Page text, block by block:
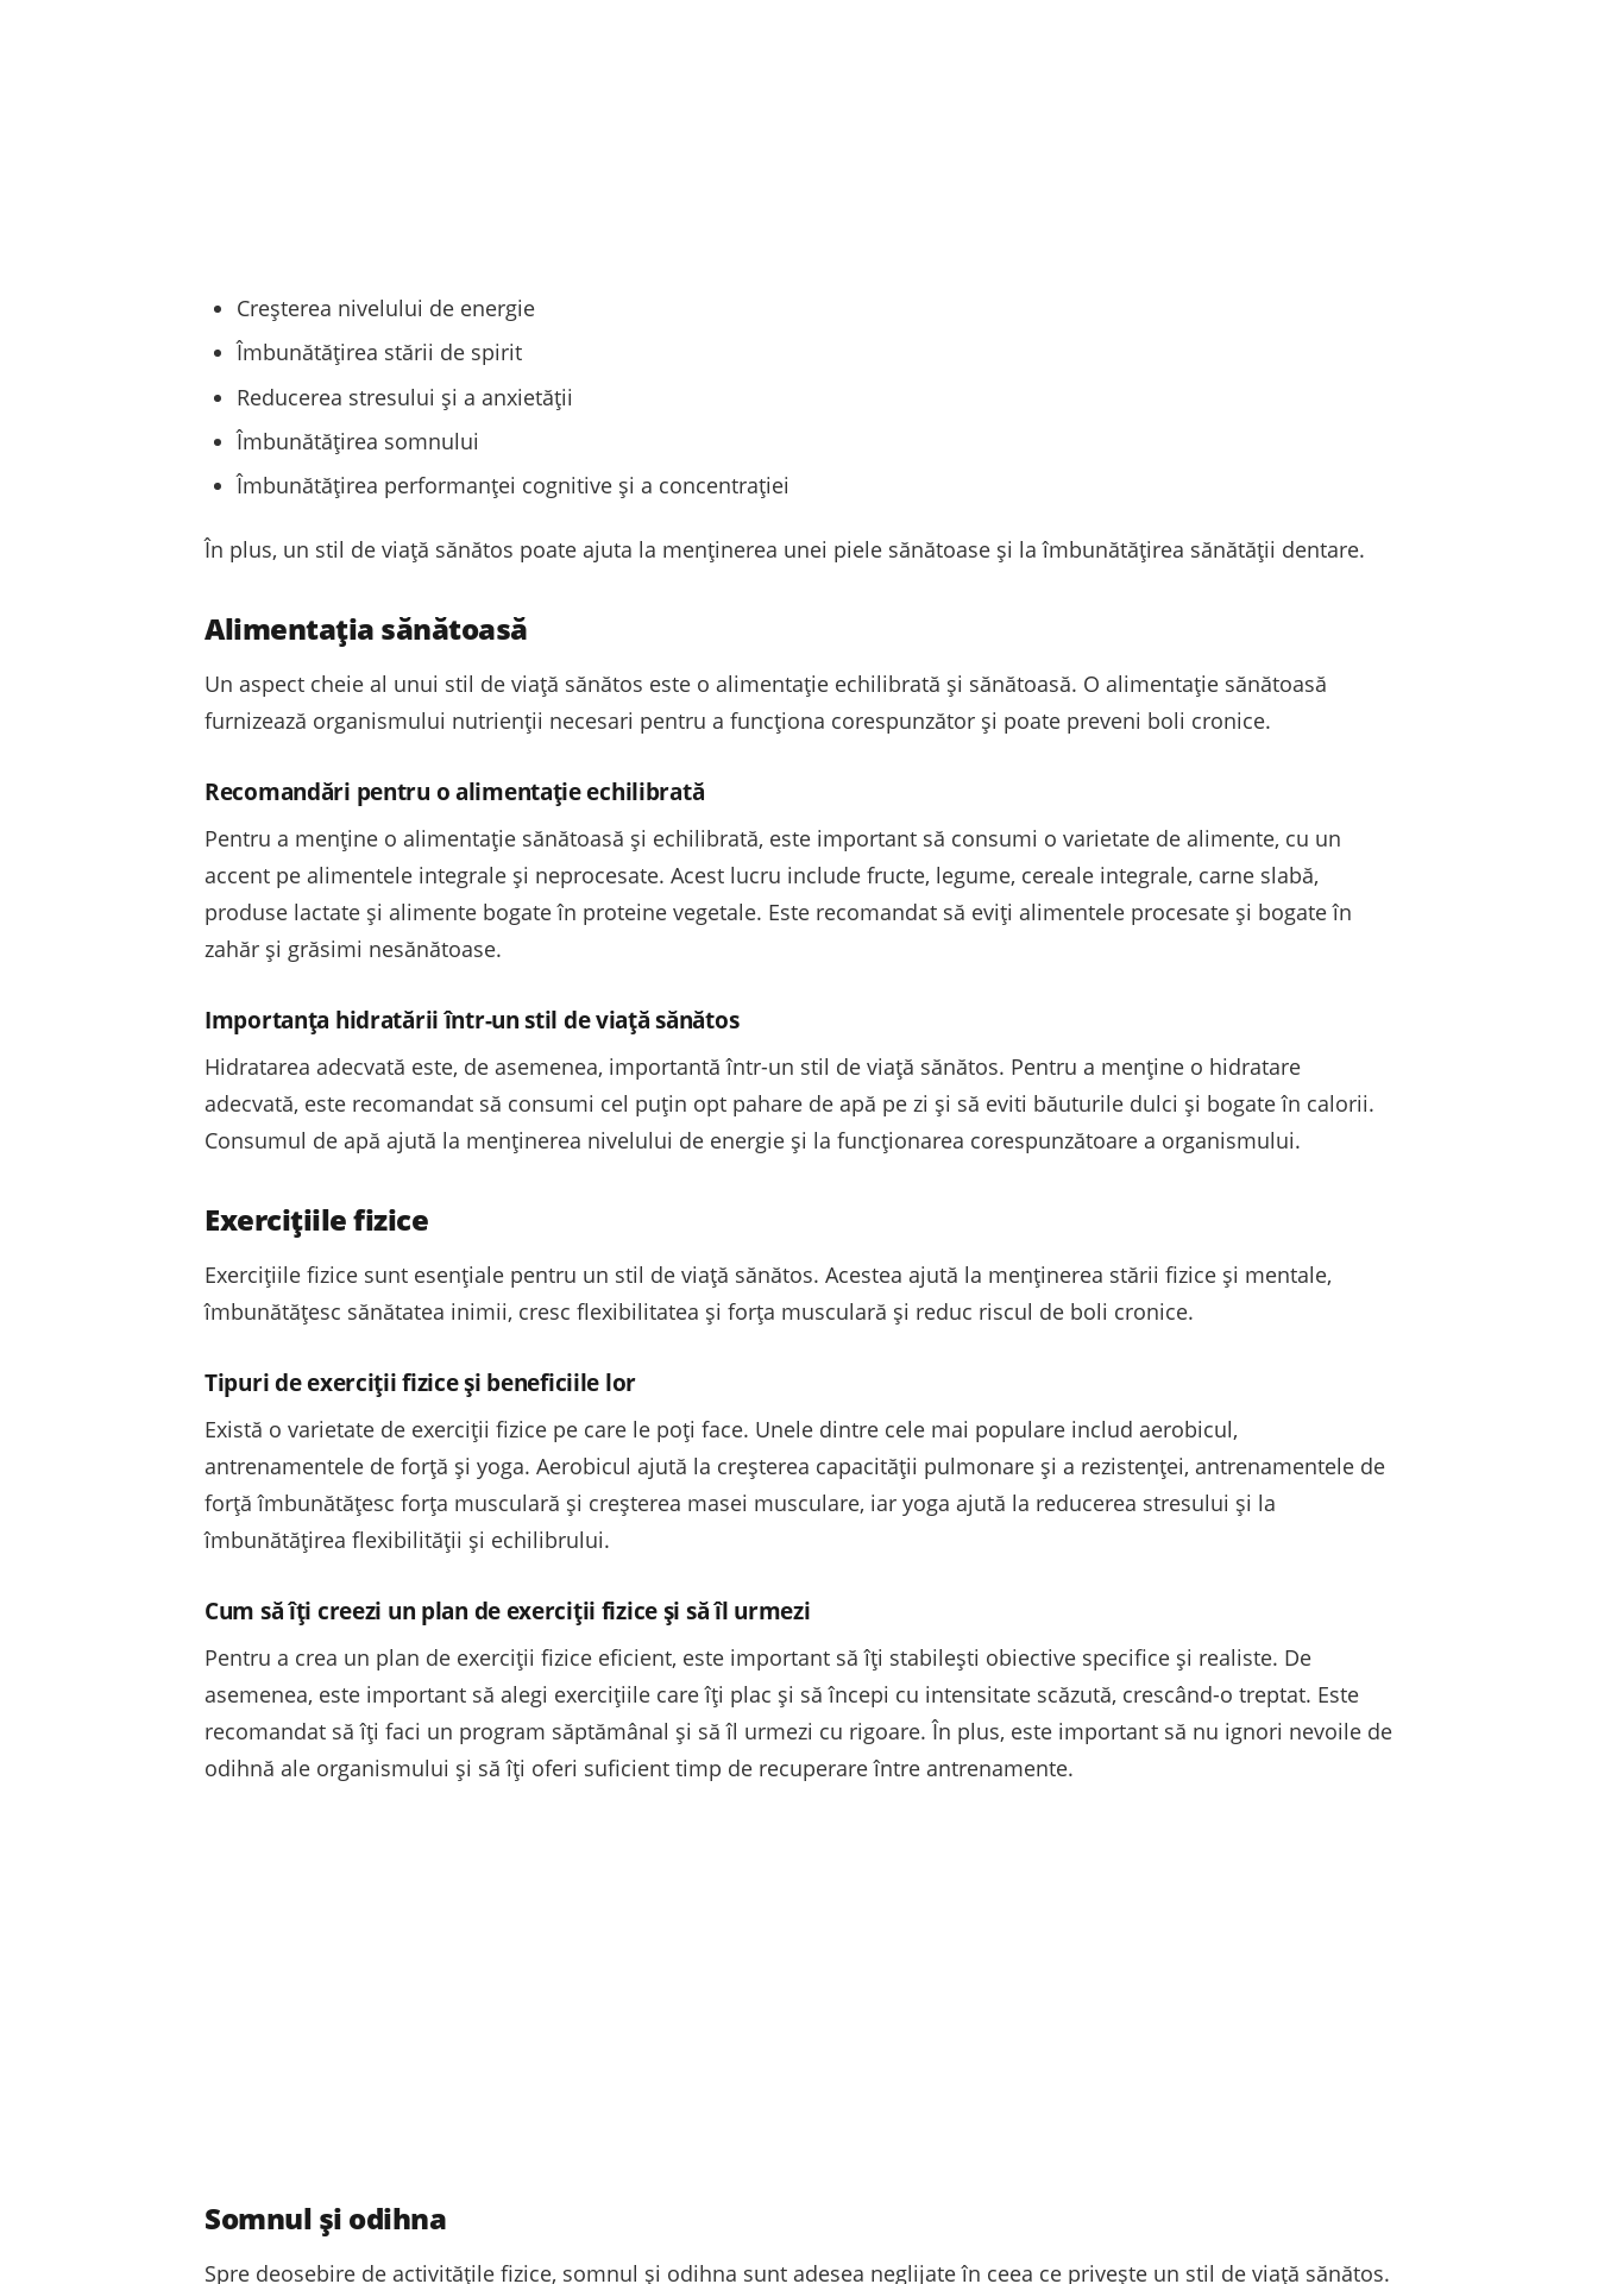
Creșterea nivelului de energie
Îmbunătățirea stării de spirit
Reducerea stresului și a anxietății
Îmbunătățirea somnului
Îmbunătățirea performanței cognitive și a concentrației
În plus, un stil de viață sănătos poate ajuta la menținerea unei piele sănătoase și la îmbunătățirea sănătății dentare.
Alimentația sănătoasă
Un aspect cheie al unui stil de viață sănătos este o alimentație echilibrată și sănătoasă. O alimentație sănătoasă
furnizează organismului nutrienții necesari pentru a funcționa corespunzător și poate preveni boli cronice.
Recomandări pentru o alimentație echilibrată
Pentru a menține o alimentație sănătoasă și echilibrată, este important să consumi o varietate de alimente, cu un
accent pe alimentele integrale și neprocesate. Acest lucru include fructe, legume, cereale integrale, carne slabă,
produse lactate și alimente bogate în proteine vegetale. Este recomandat să eviți alimentele procesate și bogate în
zahăr și grăsimi nesănătoase.
Importanța hidratării într-un stil de viață sănătos
Hidratarea adecvată este, de asemenea, importantă într-un stil de viață sănătos. Pentru a menține o hidratare
adecvată, este recomandat să consumi cel puțin opt pahare de apă pe zi și să eviti băuturile dulci și bogate în calorii.
Consumul de apă ajută la menținerea nivelului de energie și la funcționarea corespunzătoare a organismului.
Exercițiile fizice
Exercițiile fizice sunt esențiale pentru un stil de viață sănătos. Acestea ajută la menținerea stării fizice și mentale,
îmbunătățesc sănătatea inimii, cresc flexibilitatea și forța musculară și reduc riscul de boli cronice.
Tipuri de exerciții fizice și beneficiile lor
Există o varietate de exerciții fizice pe care le poți face. Unele dintre cele mai populare includ aerobicul,
antrenamentele de forță și yoga. Aerobicul ajută la creșterea capacității pulmonare și a rezistenței, antrenamentele de
forță îmbunătățesc forța musculară și creșterea masei musculare, iar yoga ajută la reducerea stresului și la
îmbunătățirea flexibilității și echilibrului.
Cum să îți creezi un plan de exerciții fizice și să îl urmezi
Pentru a crea un plan de exerciții fizice eficient, este important să îți stabilești obiective specifice și realiste. De
asemenea, este important să alegi exercițiile care îți plac și să începi cu intensitate scăzută, crescând-o treptat. Este
recomandat să îți faci un program săptămânal și să îl urmezi cu rigoare. În plus, este important să nu ignori nevoile de
odihnă ale organismului și să îți oferi suficient timp de recuperare între antrenamente.
Somnul și odihna
Spre deosebire de activitățile fizice, somnul și odihna sunt adesea neglijate în ceea ce privește un stil de viață sănătos.